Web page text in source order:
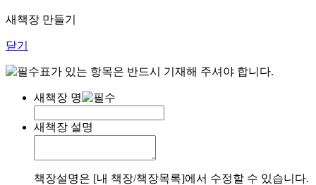
새책장 만들기
닫기
표가 있는 항목은 반드시 기재해 주셔야 합니다.
새책장 명
새책장 설명
책장설명은 [내 책장/책장목록]에서 수정할 수 있습니다.